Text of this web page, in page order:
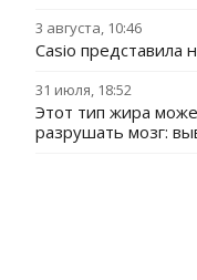
3 августа, 10:46
Casio представила
31 июля, 18:52
Этот тип жира
разрушать мозг: